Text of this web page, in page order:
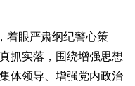
眼严肃纲纪警心策
抓实落，围绕增强思想
体领导、增强党内政治